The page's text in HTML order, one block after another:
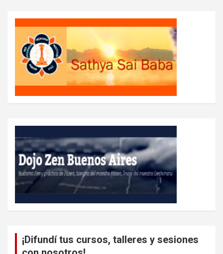
¡Difundí tus cursos, talleres y sesiones